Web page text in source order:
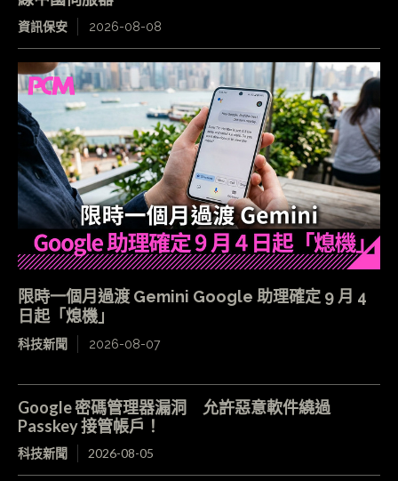
資訊保安 2026-08-08
限時一個月過渡 Gemini Google 助理確定 9 月 4
日起「熄機」
科技新聞 2026-08-07
Google 密碼管理器漏洞 允許惡意軟件繞過
Passkey 接管帳戶！
科技新聞 2026-08-05